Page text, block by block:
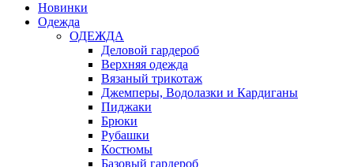
Новинки
Одежда
ОДЕЖДА
Деловой гардероб
Верхняя одежда
Вязаный трикотаж
Джемперы, Водолазки и Кардиганы
Пиджаки
Брюки
Рубашки
Костюмы
Базовый гардероб